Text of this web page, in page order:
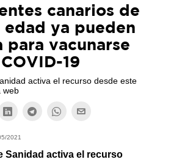
canarios de
ya pueden
vacunarse
19
activa el recurso desde este
web
2021
Sanidad activa el recurso